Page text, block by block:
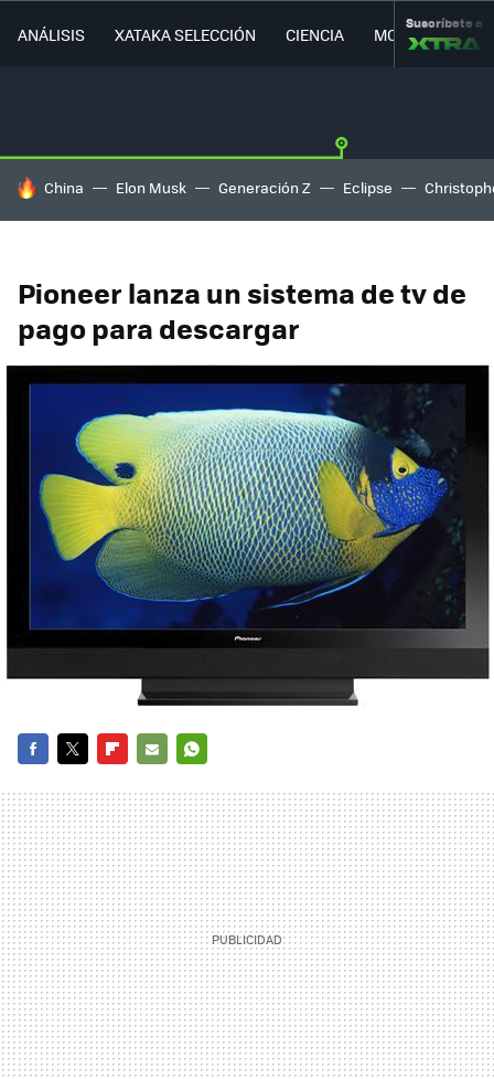
ANÁLISIS XATAKA SELECCIÓN CIENCIA MOVILIDAD
Suscríbete a
HOY SE HABLA DE
China Elon Musk Generación Z Eclipse
Pioneer lanza un sistema de tv de
pago para descargar
MAIL